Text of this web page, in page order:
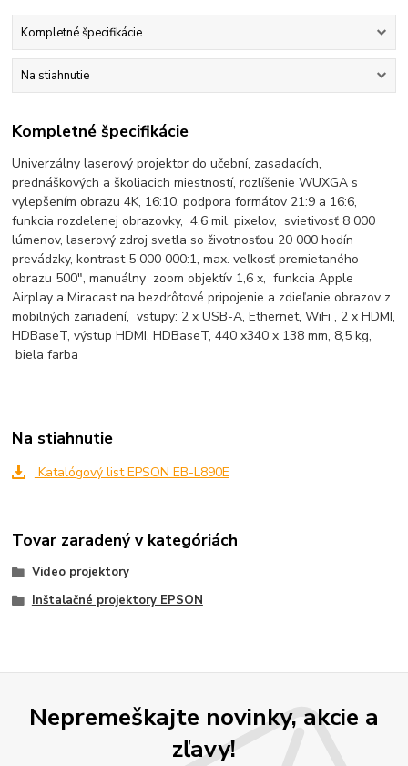
Kompletné špecifikácie
Na stiahnutie
Kompletné špecifikácie
Univerzálny laserový projektor do učební, zasadacích,
prednáškových a školiacich miestností, rozlíšenie WUXGA s
vylepšením obrazu 4K, 16:10, podpora formátov 21:9 a 16:6,
funkcia rozdelenej obrazovky, 4,6 mil. pixelov, svietivosť 8 000
lúmenov, laserový zdroj svetla so životnosťou 20 000 hodín
prevádzky, kontrast 5 000 000:1, max. veľkosť premietaného
obrazu 500", manuálny zoom objektív 1,6 x, funkcia Apple
Airplay a Miracast na bezdrôtové pripojenie a zdieľanie obrazov z
mobilných zariadení, vstupy: 2 x USB-A, Ethernet, WiFi , 2 x HDMI,
HDBaseT, výstup HDMI, HDBaseT, 440 x340 x 138 mm, 8,5 kg,
biela farba
Na stiahnutie
Katalógový list EPSON EB-L890E
Tovar zaradený v kategóriách
Video projektory
Inštalačné projektory EPSON
Nepremeškajte novinky, akcie a
zľavy!